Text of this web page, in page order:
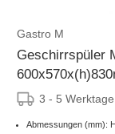
Gastro M
Geschirrspüler
3 - 5 Werktage
Abmessungen (mm):